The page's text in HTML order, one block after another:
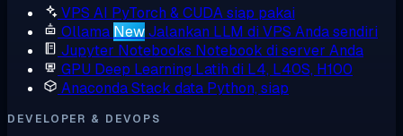
VPS AI PyTorch & CUDA siap pakai
Ollama NewJalankan LLM di VPS Anda sendiri
Jupyter Notebooks Notebook di server Anda
GPU Deep Learning Latih di L4, L40S, H100
AnacondaStack data Python, siap
DEVELOPER & DEVOPS